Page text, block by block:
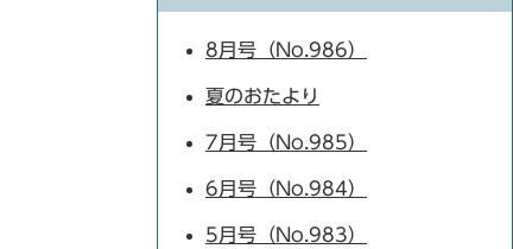
8月号（No.986）
夏のおたより
7月号（No.985）
6月号（No.984）
5月号（No.983）